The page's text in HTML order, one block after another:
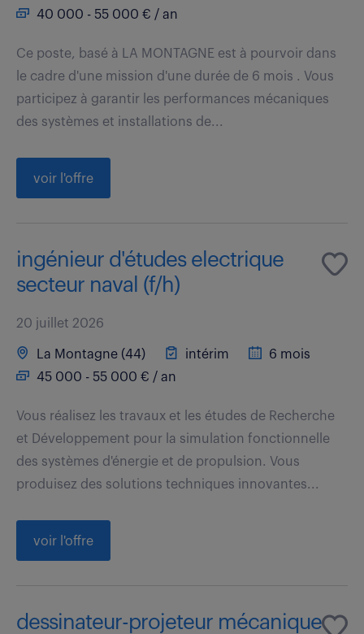
40 000 - 55 000 € / an
Ce poste, basé à LA MONTAGNE est à pourvoir dans
le cadre d'une mission d'une durée de 6 mois . Vous
participez à garantir les performances mécaniques
des systèmes et installations de...
voir l'offre
ingénieur d'études electrique
secteur naval (f/h)
20 juillet 2026
La Montagne (44) intérim
6 mois
45 000 - 55 000 € / an
Vous réalisez les travaux et les études de Recherche
et Développement pour la simulation fonctionnelle
des systèmes d'énergie et de propulsion. Vous
produisez des solutions techniques innovantes...
voir l'offre
dessinateur-projeteur mécanique